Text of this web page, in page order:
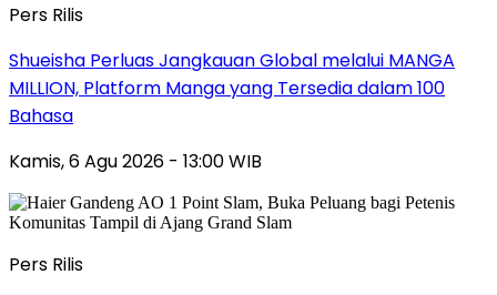
Pers Rilis
Shueisha Perluas Jangkauan Global melalui MANGA
MILLION, Platform Manga yang Tersedia dalam 100
Bahasa
Kamis, 6 Agu 2026 - 13:00 WIB
Pers Rilis